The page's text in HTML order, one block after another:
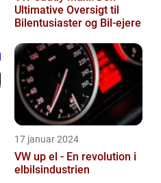
Ultimative Oversigt til
Bilentusiaster og Bil-ejere
17 januar 2024
VW up el - En revolution i
elbilsindustrien